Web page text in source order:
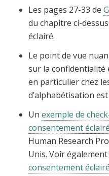
Les pages 27-33 de
du chapitre ci-
éclairé.
Le point de vue
sur la confidentialité
en particulier chez
d’alphabétisation
Un exemple de
consentement éclairé
Human Research
Unis. Voir également
consentement éclairé